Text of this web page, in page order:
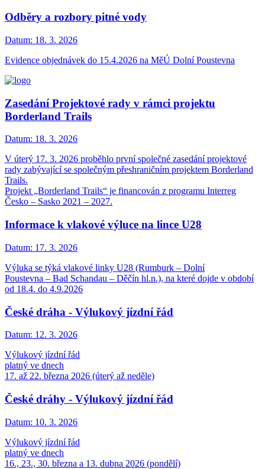
Odběry a rozbory pitné vody
Datum: 18. 3. 2026
Evidence objednávek do 15.4.2026 na MěÚ Dolní Poustevna
Zasedání Projektové rady v rámci projektu
Borderland Trails
Datum: 18. 3. 2026
V úterý 17. 3. 2026 proběhlo první společné zasedání projektové
rady zabývající se společným přeshraničním projektem Borderland
Trails.
Projekt „Borderland Trails“ je financován z programu Interreg
Česko – Sasko 2021 – 2027.
Informace k vlakové výluce na lince U28
Datum: 17. 3. 2026
Výluka se týká vlakové linky U28 (Rumburk – Dolní
Poustevna – Bad Schandau – Děčín hl.n.), na které dojde v období
od 18.4. do 4.9.2026
České dráha - Výlukový jízdní řád
Datum: 12. 3. 2026
Výlukový jízdní řád
platný ve dnech
17. až 22. března 2026 (úterý až neděle)
České dráhy - Výlukový jízdní řád
Datum: 10. 3. 2026
Výlukový jízdní řád
platný ve dnech
16., 23., 30. března a 13. dubna 2026 (pondělí)